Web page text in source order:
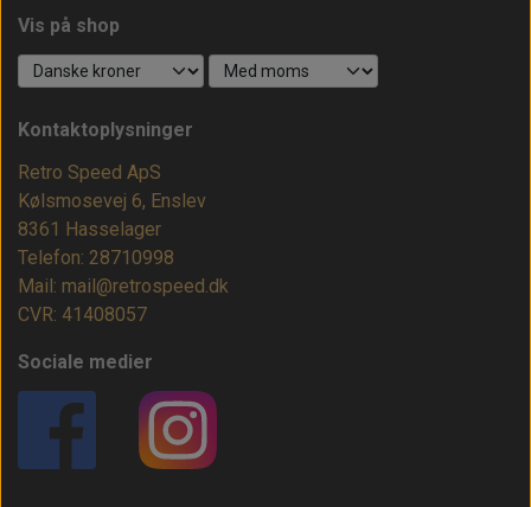
Vis på shop
Kontaktoplysninger
Retro Speed ApS
Kølsmosevej 6, Enslev
8361 Hasselager
Telefon: 28710998
Mail: mail@retrospeed.dk
CVR: 41408057
Sociale medier